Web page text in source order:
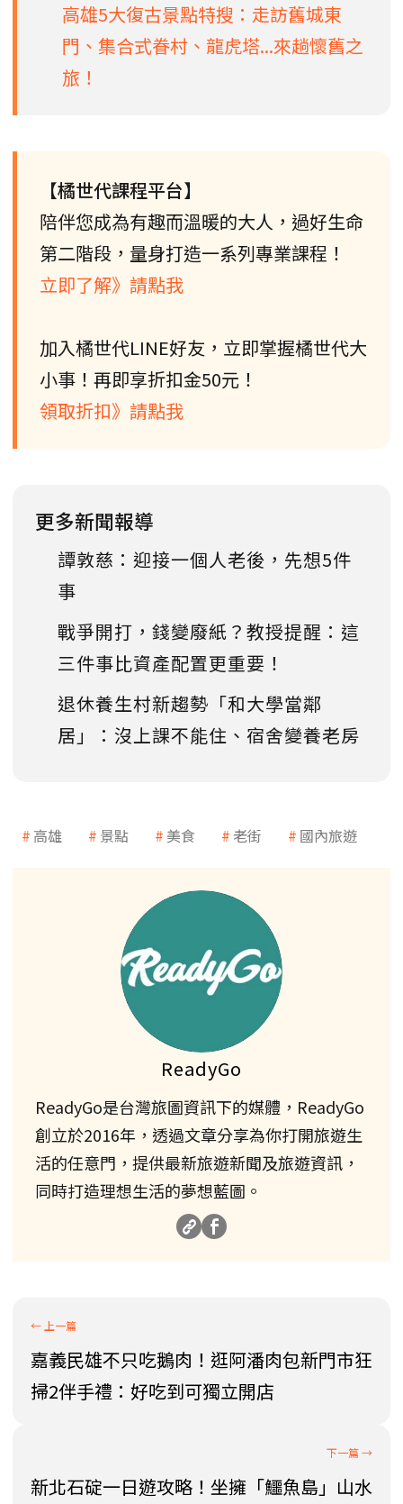
高雄5大復古景點特搜：走訪舊城東
門、集合式眷村、龍虎塔...來趟懷舊之
旅！
【橘世代課程平台】
陪伴您成為有趣而溫暖的大人，過好生命
第二階段，量身打造一系列專業課程！
立即了解》請點我
加入橘世代LINE好友，立即掌握橘世代大
小事！再即享折扣金50元！
領取折扣》請點我
更多新聞報導
譚敦慈：迎接一個人老後，先想5件
事
戰爭開打，錢變廢紙？教授提醒：這
三件事比資產配置更重要！
退休養生村新趨勢「和大學當鄰
居」：沒上課不能住、宿舍變養老房
高雄 景點 美食 老街 國內旅遊
ReadyGo
ReadyGo是台灣旅圖資訊下的媒體，ReadyGo
創立於2016年，透過文章分享為你打開旅遊生
活的任意門，提供最新旅遊新聞及旅遊資訊，
同時打造理想生活的夢想藍圖。
嘉義民雄不只吃鵝肉！逛阿潘肉包新門市狂
掃2伴手禮：好吃到可獨立開店
新北石碇一日遊攻略！坐擁「鱷魚島」山水